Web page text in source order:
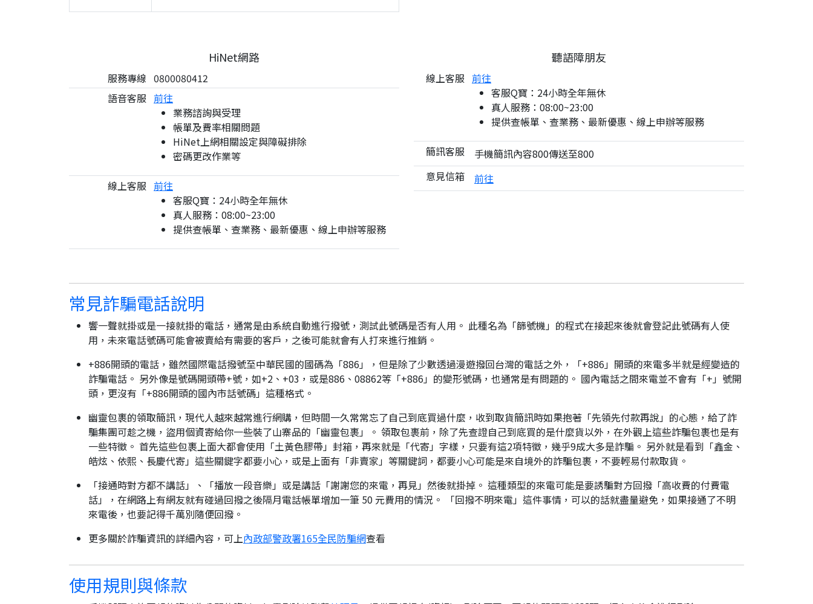
HiNet網路
服務專線 0800080412
語音客服 前往
業務諮詢與受理
帳單及費率相關問題
HiNet上網相關設定與障礙排除
密碼更改作業等
線上客服 前往
客服Q寶：24小時全年無休
真人服務：08:00~23:00
提供查帳單、查業務、最新優惠、線上申辦等服務
聽語障朋友
線上客服 前往
客服Q寶：24小時全年無休
真人服務：08:00~23:00
提供查帳單、查業務、最新優惠、線上申辦等服務
簡訊客服
手機簡訊內容800傳送至800
意見信箱
前往
常見詐騙電話說明
響一聲就掛或是一接就掛的電話，通常是由系統自動進行撥號，測試此號碼是否有人用。 此種名為「篩號機」的程式在接起來後就會登記此號碼有人使
用，未來電話號碼可能會被賣給有需要的客戶，之後可能就會有人打來進行推銷。
+886開頭的電話，雖然國際電話撥號至中華民國的國碼為「886」，但是除了少數透過漫遊撥回台灣的電話之外，「+886」開頭的來電多半就是經變造的
詐騙電話。 另外像是號碼開頭帶+號，如+2、+03，或是886、08862等「+886」的變形號碼，也通常是有問題的。 國內電話之間來電並不會有「+」號開
頭，更沒有「+886開頭的國內市話號碼」這種格式。
幽靈包裹的領取簡訊，現代人越來越常進行網購，但時間一久常常忘了自己到底買過什麼，收到取貨簡訊時如果抱著「先領先付款再說」的心態，給了詐
騙集團可趁之機，盜用個資寄給你一些裝了山寨品的「幽靈包裹」。 領取包裹前，除了先查證自己到底買的是什麼貨以外，在外觀上這些詐騙包裹也是有
一些特徵。 首先這些包裹上面大都會使用「土黃色膠帶」封箱，再來就是「代寄」字樣，只要有這2項特徵，幾乎9成大多是詐騙。 另外就是看到「鑫金、
皓炫、依熙、長慶代寄」這些關鍵字都要小心，或是上面有「非賣家」等關鍵詞，都要小心可能是來自境外的詐騙包裹，不要輕易付款取貨。
「接通時對方都不講話」、「播放一段音樂」或是講話「謝謝您的來電，再見」然後就掛掉。 這種類型的來電可能是要誘騙對方回撥「高收費的付費電
話」，在網路上有網友就有碰過回撥之後隔月電話帳單增加一筆 50 元費用的情況。 「回撥不明來電」這件事情，可以的話就盡量避免，如果接通了不明
來電後，也要記得千萬別隨便回撥。
更多關於詐騙資訊的詳細內容，可上內政部警政署165全民防騙網查看
使用規則與條款